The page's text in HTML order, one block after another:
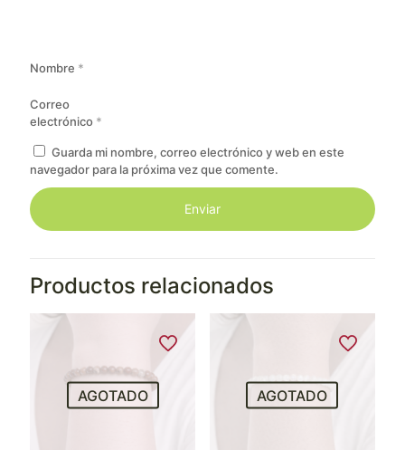
Nombre *
Correo
electrónico *
Guarda mi nombre, correo electrónico y web en este
navegador para la próxima vez que comente.
Productos relacionados
AGOTADO AGOTADO